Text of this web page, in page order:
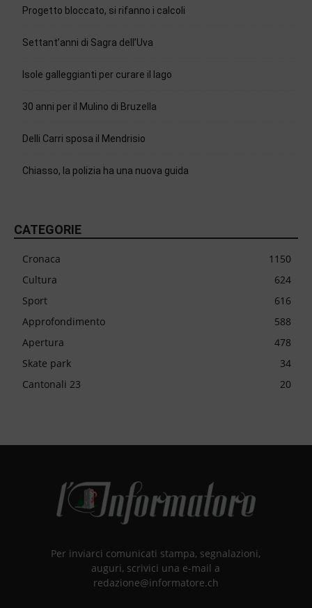
Progetto bloccato, si rifanno i calcoli
Settant’anni di Sagra dell’Uva
Isole galleggianti per curare il lago
30 anni per il Mulino di Bruzella
Delli Carri sposa il Mendrisio
Chiasso, la polizia ha una nuova guida
CATEGORIE
Cronaca
1150
Cultura
624
Sport
616
Approfondimento
588
Apertura
478
Skate park
34
Cantonali 23
20
Per inviarci comunicati stampa, segnalazioni,
auguri, scrivici una e-mail a
redazione@informatore.ch